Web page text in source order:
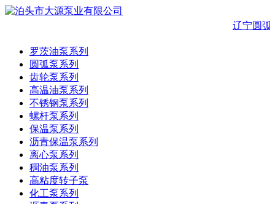
辽宁圆弧
罗茨油泵系列
圆弧泵系列
齿轮泵系列
高温油泵系列
不锈钢泵系列
螺杆泵系列
保温泵系列
沥青保温泵系列
离心泵系列
稠油泵系列
高粘度转子泵
化工泵系列